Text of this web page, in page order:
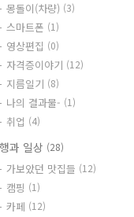
몽돌이(차량) (3)
스마트폰 (1)
영상편집 (0)
자격증이야기 (12)
지름일기 (8)
나의 결과물- (1)
취업 (4)
과 일상 (28)
가보았던 맛집들 (12)
캠핑 (1)
카페 (12)